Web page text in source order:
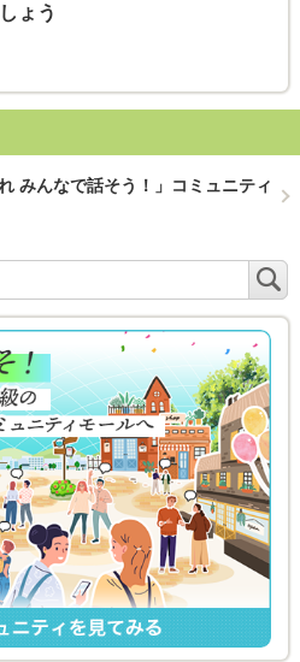
ょう
みんなで話そう！」コミュニティ
索